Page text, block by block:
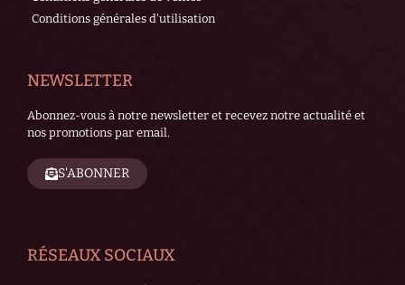
Conditions générales d'utilisation
NEWSLETTER
Abonnez-vous à notre newsletter et recevez notre actualité et
nos promotions par email.
S'ABONNER
RÉSEAUX SOCIAUX